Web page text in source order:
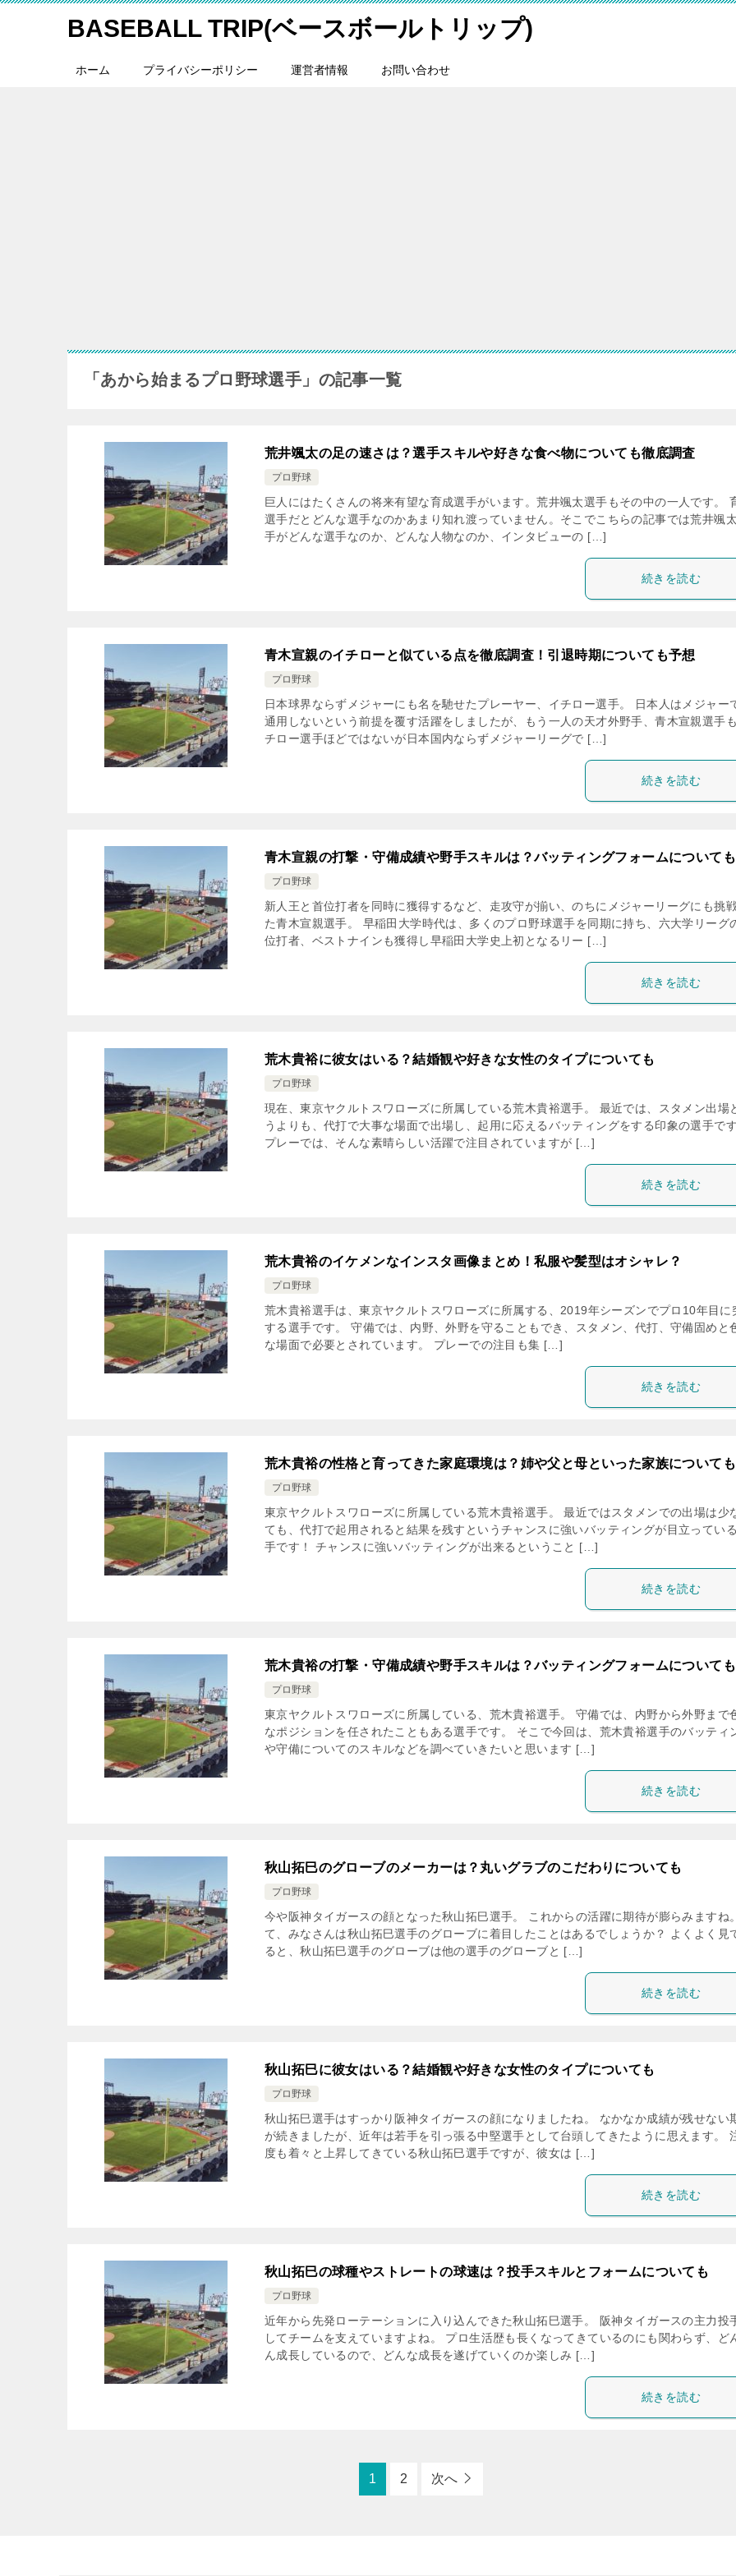
BASEBALL TRIP(ベースボールトリップ)
ホーム プライバシーポリシー 運営者情報 お問い合わせ
「あから始まるプロ野球選手」の記事一覧
荒井颯太の足の速さは？選手スキルや好きな食べ物についても徹底調査
プロ野球
巨人にはたくさんの将来有望な育成選手がいます。荒井颯太選手もその中の一人です。
選手だとどんな選手なのかあまり知れ渡っていません。そこでこちらの記事では荒井颯
手がどんな選手なのか、どんな人物なのか、インタビューの […]
続きを読む
青木宣親のイチローと似ている点を徹底調査！引退時期についても予想
プロ野球
日本球界ならずメジャーにも名を馳せたプレーヤー、イチロー選手。 日本人はメジャー
通用しないという前提を覆す活躍をしましたが、もう一人の天才外野手、青木宣親選手
チロー選手ほどではないが日本国内ならずメジャーリーグで […]
続きを読む
青木宣親の打撃・守備成績や野手スキルは？バッティングフォームについても
プロ野球
新人王と首位打者を同時に獲得するなど、走攻守が揃い、のちにメジャーリーグにも挑
た青木宣親選手。 早稲田大学時代は、多くのプロ野球選手を同期に持ち、六大学リーグ
位打者、ベストナインも獲得し早稲田大学史上初となるリー […]
続きを読む
荒木貴裕に彼女はいる？結婚観や好きな女性のタイプについても
プロ野球
現在、東京ヤクルトスワローズに所属している荒木貴裕選手。 最近では、スタメン出場
うよりも、代打で大事な場面で出場し、起用に応えるバッティングをする印象の選手です
プレーでは、そんな素晴らしい活躍で注目されていますが […]
続きを読む
荒木貴裕のイケメンなインスタ画像まとめ！私服や髪型はオシャレ？
プロ野球
荒木貴裕選手は、東京ヤクルトスワローズに所属する、2019年シーズンでプロ10年目に
する選手です。 守備では、内野、外野を守ることもでき、スタメン、代打、守備固めと
な場面で必要とされています。 プレーでの注目も集 […]
続きを読む
荒木貴裕の性格と育ってきた家庭環境は？姉や父と母といった家族についても
プロ野球
東京ヤクルトスワローズに所属している荒木貴裕選手。 最近ではスタメンでの出場は少
ても、代打で起用されると結果を残すというチャンスに強いバッティングが目立ってい
手です！ チャンスに強いバッティングが出来るということ […]
続きを読む
荒木貴裕の打撃・守備成績や野手スキルは？バッティングフォームについても
プロ野球
東京ヤクルトスワローズに所属している、荒木貴裕選手。 守備では、内野から外野まで
なポジションを任されたこともある選手です。 そこで今回は、荒木貴裕選手のバッティ
や守備についてのスキルなどを調べていきたいと思います […]
続きを読む
秋山拓巳のグローブのメーカーは？丸いグラブのこだわりについても
プロ野球
今や阪神タイガースの顔となった秋山拓巳選手。 これからの活躍に期待が膨らみますね
て、みなさんは秋山拓巳選手のグローブに着目したことはあるでしょうか？ よくよく見
ると、秋山拓巳選手のグローブは他の選手のグローブと […]
続きを読む
秋山拓巳に彼女はいる？結婚観や好きな女性のタイプについても
プロ野球
秋山拓巳選手はすっかり阪神タイガースの顔になりましたね。 なかなか成績が残せない
が続きましたが、近年は若手を引っ張る中堅選手として台頭してきたように思えます。
度も着々と上昇してきている秋山拓巳選手ですが、彼女は […]
続きを読む
秋山拓巳の球種やストレートの球速は？投手スキルとフォームについても
プロ野球
近年から先発ローテーションに入り込んできた秋山拓巳選手。 阪神タイガースの主力投
してチームを支えていますよね。 プロ生活歴も長くなってきているのにも関わらず、ど
ん成長しているので、どんな成長を遂げていくのか楽しみ […]
続きを読む
1 2 次へ